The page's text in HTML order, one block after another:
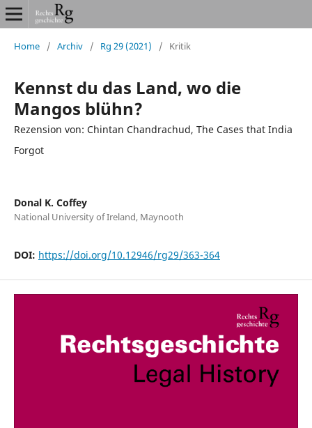
Home / Archiv / Rg 29 (2021) / Kritik
Kennst du das Land, wo die
Mangos blühn?
Rezension von: Chintan Chandrachud, The Cases that India
Forgot
Donal K. Coffey
National University of Ireland, Maynooth
DOI: https://doi.org/10.12946/rg29/363-364